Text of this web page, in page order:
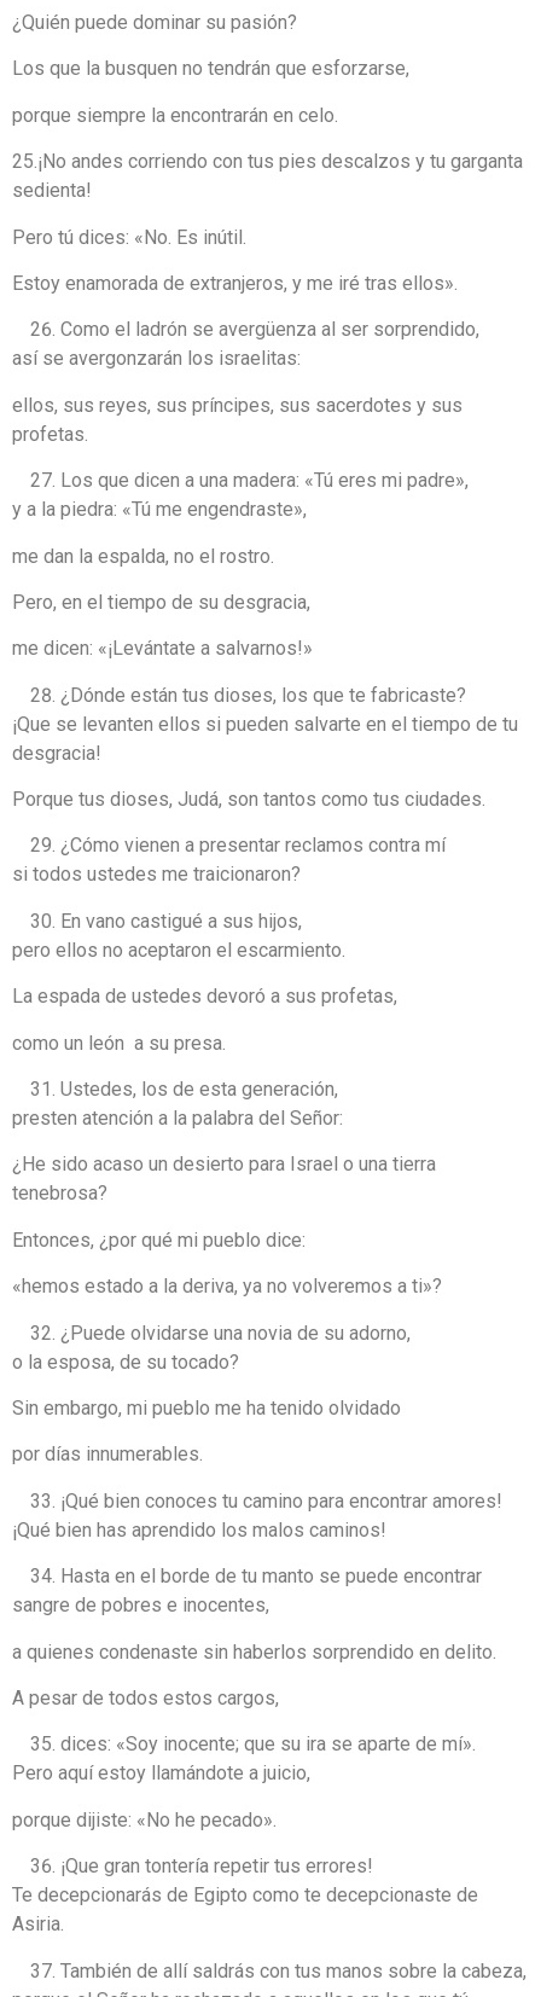
¿Quién puede dominar su pasión?
Los que la busquen no tendrán que esforzarse,
porque siempre la encontrarán en celo.
25.¡No andes corriendo con tus pies descalzos y tu garganta
sedienta!
Pero tú dices: «No. Es inútil.
Estoy enamorada de extranjeros, y me iré tras ellos».
Como el ladrón se avergüenza al ser sorprendido,
así se avergonzarán los israelitas:
ellos, sus reyes, sus príncipes, sus sacerdotes y sus
profetas.
Los que dicen a una madera: «Tú eres mi padre»,
y a la piedra: «Tú me engendraste»,
me dan la espalda, no el rostro.
Pero, en el tiempo de su desgracia,
me dicen: «¡Levántate a salvarnos!»
¿Dónde están tus dioses, los que te fabricaste?
¡Que se levanten ellos si pueden salvarte en el tiempo de tu
desgracia!
Porque tus dioses, Judá, son tantos como tus ciudades.
¿Cómo vienen a presentar reclamos contra mí
si todos ustedes me traicionaron?
En vano castigué a sus hijos,
pero ellos no aceptaron el escarmiento.
La espada de ustedes devoró a sus profetas,
como un león a su presa.
Ustedes, los de esta generación,
presten atención a la palabra del Señor:
¿He sido acaso un desierto para Israel o una tierra
tenebrosa?
Entonces, ¿por qué mi pueblo dice:
«hemos estado a la deriva, ya no volveremos a ti»?
¿Puede olvidarse una novia de su adorno,
o la esposa, de su tocado?
Sin embargo, mi pueblo me ha tenido olvidado
por días innumerables.
¡Qué bien conoces tu camino para encontrar amores!
¡Qué bien has aprendido los malos caminos!
Hasta en el borde de tu manto se puede encontrar
sangre de pobres e inocentes,
a quienes condenaste sin haberlos sorprendido en delito.
A pesar de todos estos cargos,
dices: «Soy inocente; que su ira se aparte de mí».
Pero aquí estoy llamándote a juicio,
porque dijiste: «No he pecado».
¡Que gran tontería repetir tus errores!
Te decepcionarás de Egipto como te decepcionaste de
Asiria.
También de allí saldrás con tus manos sobre la cabeza,